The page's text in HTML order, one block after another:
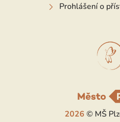
Prohlášení o
2026 © MŠ